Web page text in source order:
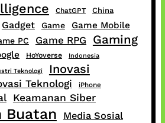
ChatGPT China
Gadget Game Game Mobile
PC Game RPG Gaming
HoYoverse Indonesia
Teknologi Inovasi
Teknologi iPhone
Keamanan Siber
Buatan Media Sosial